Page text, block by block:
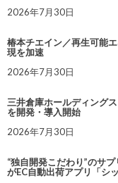
2026年7月30日
椿本チエイン／再生可能
現を加速
2026年7月30日
三井倉庫ホールディング
を開発・導入開始
2026年7月30日
“独自開発こだわり”のサ
がEC自動出荷アプリ「シ